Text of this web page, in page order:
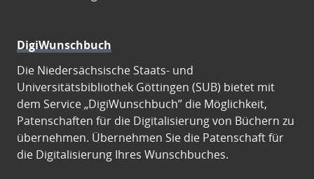
DigiWunschbuch
Die Niedersächsische Staats- und
Universitätsbibliothek Göttingen (SUB) bietet mit
dem Service „DigiWunschbuch” die Möglichkeit,
Patenschaften für die Digitalisierung von Büchern zu
übernehmen. Übernehmen Sie die Patenschaft für
die Digitalisierung Ihres Wunschbuches.